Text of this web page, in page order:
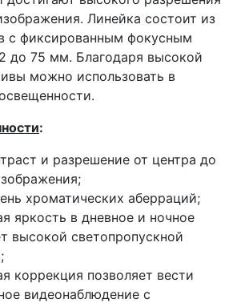
Линейка состоит из
с фиксированным фокусным
до 75 мм. Благодаря высокой
можно использовать в
:
и разрешение от центра до
хроматических аберраций;
яркость в дневное и ночное
высокой светопропускной
коррекция позволяет вести
видеонаблюдение с